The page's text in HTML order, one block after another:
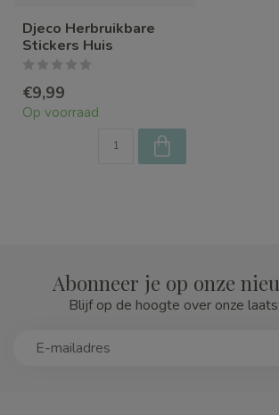
Djeco Herbruikbare
Stickers Huis
€9,99
Op voorraad
Abonneer je op onze
Blijf op de hoogte over onze